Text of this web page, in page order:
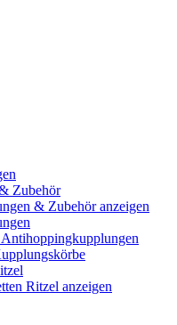
Zubehör
& Zubehör anzeigen
Ritzel anzeigen